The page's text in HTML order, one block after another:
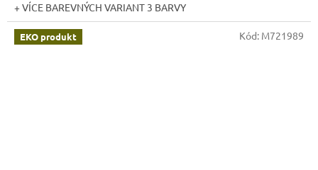
+ VÍCE BAREVNÝCH VARIANT 3 BARVY
EKO produkt Kód: M721989